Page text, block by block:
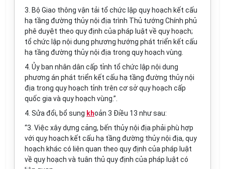
3. Bộ Giao thông vận tải tổ chức lập quy hoạch kết cấu
hạ tầng đường thủy nội địa trình Thủ tướng Chính phủ
phê duyệt theo quy định của pháp luật về quy hoạch;
tổ chức lập nội dung phương hướng phát triển kết cấu
hạ tầng đường thủy nội địa trong quy hoạch vùng.
4. Ủy ban nhân dân cấp tỉnh tổ chức lập nội dung
phương án phát triển kết cấu hạ tầng đường thủy nội
địa trong quy hoạch tỉnh trên cơ sở quy hoạch cấp
quốc gia và quy hoạch vùng.”.
4. Sửa đổi, bổ sung khoản 3 Điều 13 như sau:
“3. Việc xây dựng cảng, bến thủy nội địa phải phù hợp
với quy hoạch kết cấu hạ tầng đường thủy nội địa, quy
hoạch khác có liên quan theo quy định của pháp luật
về quy hoạch và tuân thủ quy định của pháp luật có